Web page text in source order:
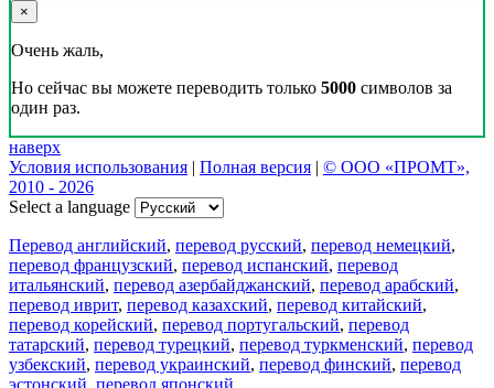
×
Очень жаль,
Но сейчас вы можете переводить только 5000 символов за
один раз.
наверх
Условия использования | Полная версия | © ООО «ПРОМТ»,
2010 - 2026
Select a language
Перевод английский, перевод русский, перевод немецкий,
перевод французский, перевод испанский, перевод
итальянский, перевод азербайджанский, перевод арабский,
перевод иврит, перевод казахский, перевод китайский,
перевод корейский, перевод португальский, перевод
татарский, перевод турецкий, перевод туркменский, перевод
узбекский, перевод украинский, перевод финский, перевод